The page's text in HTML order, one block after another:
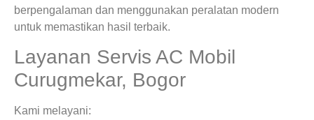
berpengalaman dan menggunakan peralatan modern
untuk memastikan hasil terbaik.
Layanan Servis AC Mobil
Curugmekar, Bogor
Kami melayani: